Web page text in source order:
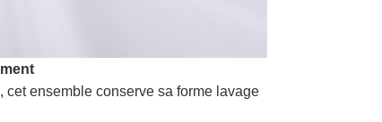
cet ensemble conserve sa forme lavage